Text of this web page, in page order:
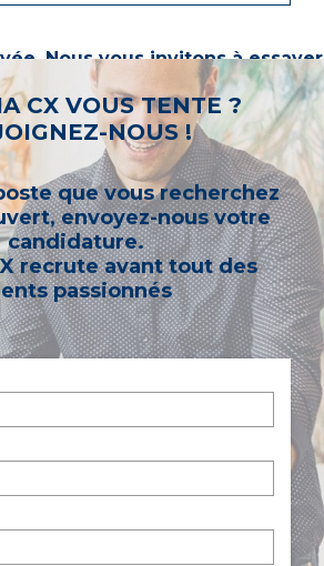
Nous vous invitons à essayer
ou à sélectionner un « métier ».
CX VOUS TENTE ?
NOUS !
que vous recherchez
envoyez-nous votre
candidature.
recrute avant tout des
passionnés